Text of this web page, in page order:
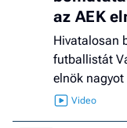
az AEK
Hivatalosan
futballistát
elnök